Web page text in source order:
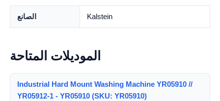
الصانع Kalstein
الموديلات المتاحة
Industrial Hard Mount Washing Machine YR05910 //
YR05912-1 - YR05910 (SKU: YR05910)